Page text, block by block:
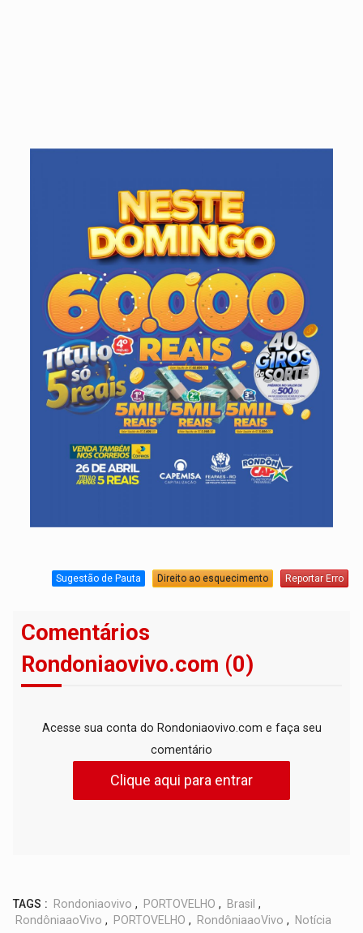
Sugestão de Pauta Direito ao esquecimento Reportar Erro
Comentários
Rondoniaovivo.com (0)
Acesse sua conta do Rondoniaovivo.com e faça seu
comentário
Clique aqui para entrar
TAGS : Rondoniaovivo , PORTOVELHO , Brasil ,
RondôniaaoVivo , PORTOVELHO , RondôniaaoVivo , Notícia